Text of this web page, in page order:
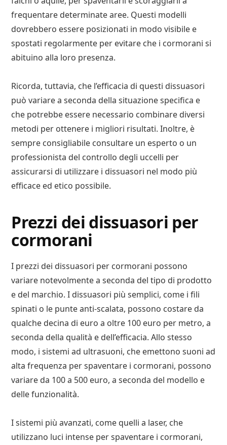
frequentare determinate aree. Questi modelli
dovrebbero essere posizionati in modo visibile e
spostati regolarmente per evitare che i cormorani si
abituino alla loro presenza.
Ricorda, tuttavia, che l’efficacia di questi dissuasori
può variare a seconda della situazione specifica e
che potrebbe essere necessario combinare diversi
metodi per ottenere i migliori risultati. Inoltre, è
sempre consigliabile consultare un esperto o un
professionista del controllo degli uccelli per
assicurarsi di utilizzare i dissuasori nel modo più
efficace ed etico possibile.
Prezzi dei dissuasori per
cormorani
I prezzi dei dissuasori per cormorani possono
variare notevolmente a seconda del tipo di prodotto
e del marchio. I dissuasori più semplici, come i fili
spinati o le punte anti-scalata, possono costare da
qualche decina di euro a oltre 100 euro per metro, a
seconda della qualità e dell’efficacia. Allo stesso
modo, i sistemi ad ultrasuoni, che emettono suoni ad
alta frequenza per spaventare i cormorani, possono
variare da 100 a 500 euro, a seconda del modello e
delle funzionalità.
I sistemi più avanzati, come quelli a laser, che
utilizzano luci intense per spaventare i cormorani,